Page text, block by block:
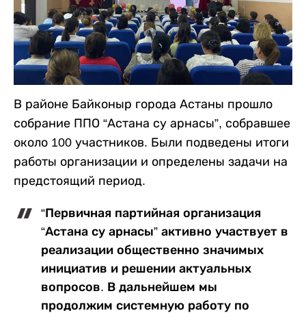
В районе Байконыр города Астаны прошло
собрание ППО “Астана су арнасы”, собравшее
около 100 участников. Были подведены итоги
работы организации и определены задачи на
предстоящий период.
“Первичная партийная организация
“Астана су арнасы” активно участвует в
реализации общественно значимых
инициатив и решении актуальных
вопросов. В дальнейшем мы
продолжим системную работу по